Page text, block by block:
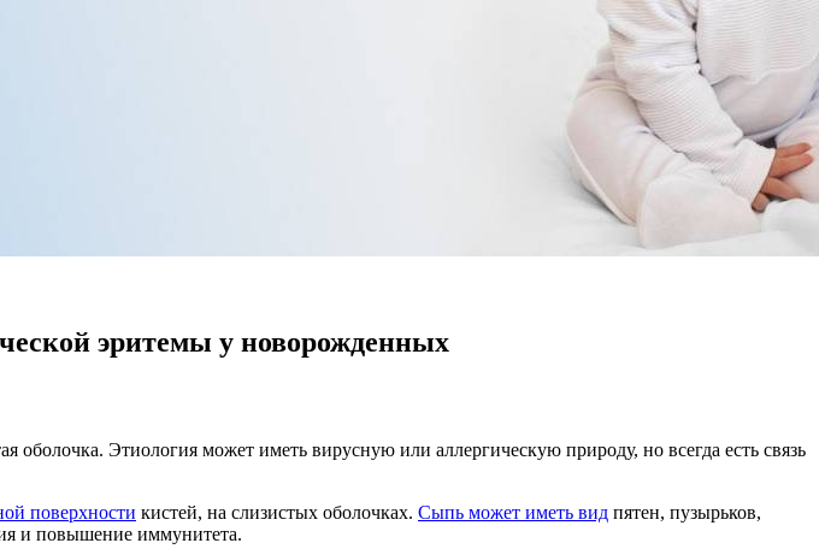
эритемы у новорожденных
Этиология может иметь вирусную или аллергическую природу, но всегда есть связь
поверхности кистей, на слизистых оболочках. Сыпь может иметь вид пятен, пузырьков,
и повышение иммунитета.